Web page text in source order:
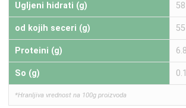
Ugljeni hidrati (g) 58
od kojih seceri (g) 55
Proteini (g) 6.8
So (g)
*Hranljiva vrednost na 100g proizvoda